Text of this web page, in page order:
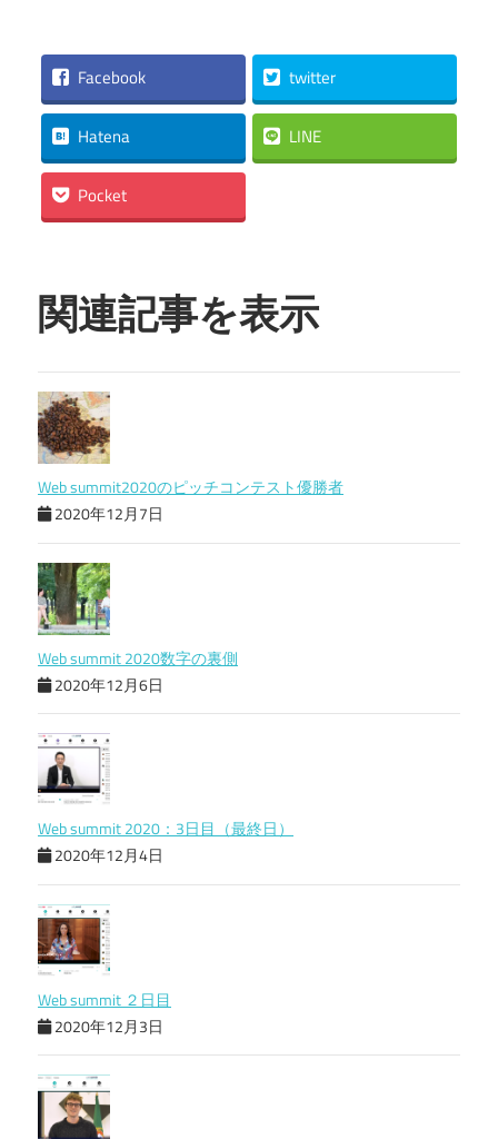
Facebook twitter
Hatena LINE
Pocket
関連記事を表示
Web summit2020のピッチコンテスト優勝者
2020年12月7日
Web summit 2020数字の裏側
2020年12月6日
Web summit 2020：3日目（最終日）
2020年12月4日
Web summit ２日目
2020年12月3日